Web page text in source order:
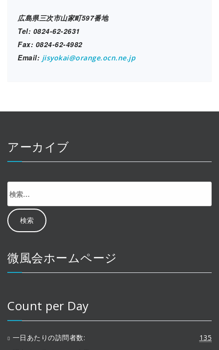
広島県三次市山家町597番地
Tel: 0824-62-2631
Fax: 0824-62-4982
Email: jisyokai@orange.ocn.ne.jp
アーカイブ
索:
微風会ホームページ
Count per Day
135
一日あたりの訪問者数: